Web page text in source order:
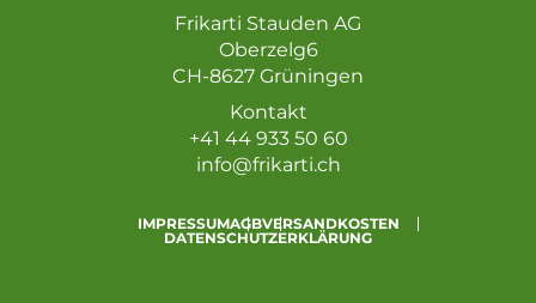
Frikarti Stauden AG
Oberzelg6
CH-8627 Grüningen
Kontakt
+41 44 933 50 60
info@frikarti.ch
IMPRESSUMAGBVERSANDKOSTEN
DATENSCHUTZERKLÄRUNG